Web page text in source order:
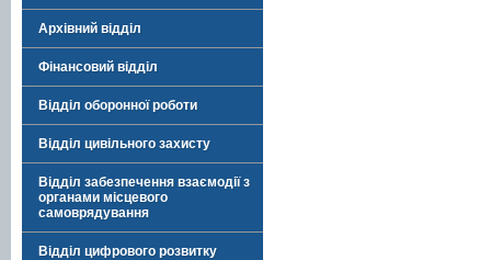
Архівний відділ
Фінансовий відділ
Відділ оборонної роботи
Відділ цивільного захисту
Відділ забезпечення взаємодії з
органами місцевого
самоврядування
Відділ цифрового розвитку